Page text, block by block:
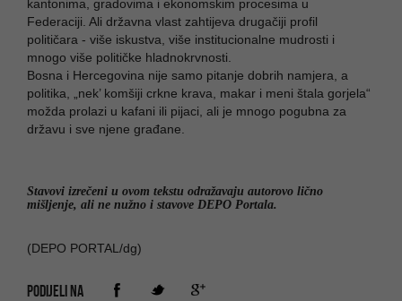
kantonima, gradovima i ekonomskim procesima u
Federaciji. Ali državna vlast zahtijeva drugačiji profil
političara - više iskustva, više institucionalne mudrosti i
mnogo više političke hladnokrvnosti.
Bosna i Hercegovina nije samo pitanje dobrih namjera, a
politika, „nek’ komšiji crkne krava, makar i meni štala gorjela“
možda prolazi u kafani ili pijaci, ali je mnogo pogubna za
državu i sve njene građane.
Stavovi izrečeni u ovom tekstu odražavaju autorovo lično
mišljenje, ali ne nužno i stavove DEPO Portala.
(DEPO PORTAL/dg)
PODIJELI NA